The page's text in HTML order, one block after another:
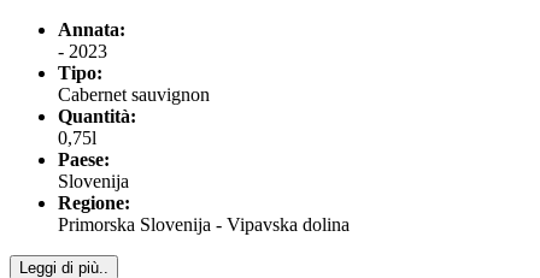
Annata:
- 2023
Tipo:
Cabernet sauvignon
Quantità:
0,75l
Paese:
Slovenija
Regione:
Primorska Slovenija - Vipavska dolina
Leggi di più..